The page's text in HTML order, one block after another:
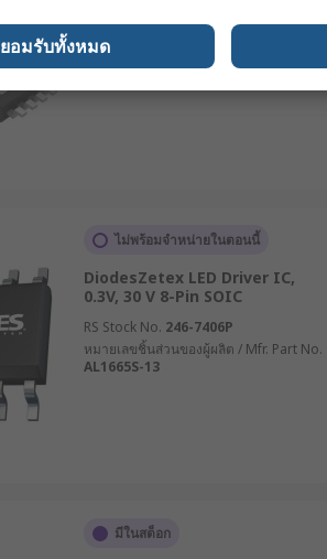
206-0174P
หมายเลขชิ้นส่วนของผู้ผลิต / Mfr. Part No.
AL8861QMP-13
ไม่พร้อมจำหน่ายในตอนนี้
DiodesZetex LED Driver IC,
0.3V, 30 V 8-Pin SOIC
RS Stock No. 246-7406P
หมายเลขชิ้นส่วนของผู้ผลิต / Mfr. Part No.
AL1665S-13
มีในสต็อก
ยอมรับทั้งหมด